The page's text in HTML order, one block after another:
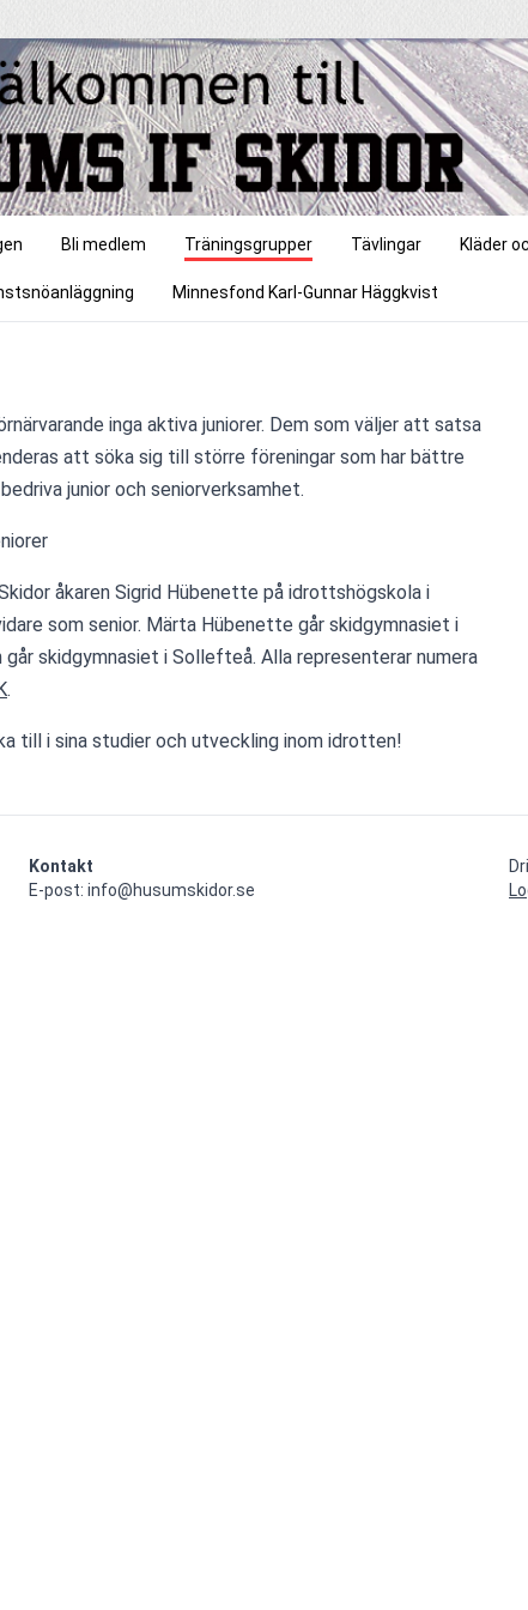
Bli medlem Träningsgrupper Tävlingar Kläder
Minnesfond Karl-Gunnar Häggkvist
inga aktiva juniorer. Dem som väljer att satsa
att söka sig till större föreningar som har bättre
junior och seniorverksamhet.
åkaren Sigrid Hübenette på idrottshögskola i
som senior. Märta Hübenette går skidgymnasiet i
.
till i sina studier och utveckling inom idrotten!
Kontakt
E-post: info@husumskidor.se